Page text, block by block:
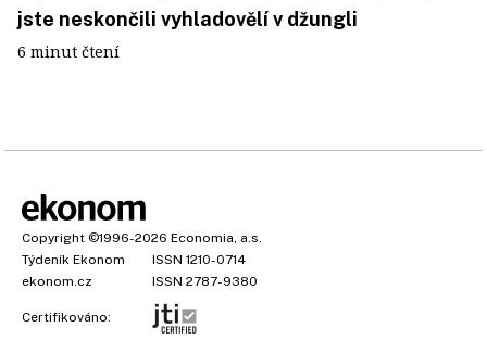
jste neskončili vyhladovělí v džungli
6 minut čtení
Copyright ©1996-2026 Economia, a.s.
Týdeník Ekonom
ISSN 1210-0714
ekonom.cz
ISSN 2787-9380
Certifikováno: